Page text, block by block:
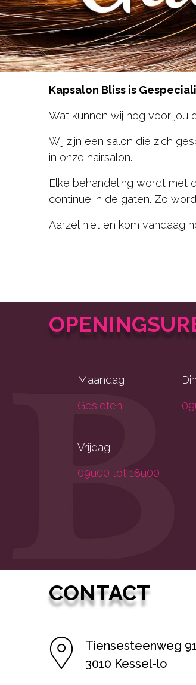
Contact
RESERVEER NU
Kapsalon Bliss is
Wat kunnen wij nog voor jou
Wij zijn een salon die zich
in onze hairsalon.
Elke behandeling wordt met
continue in de gaten. Zo
Aarzel niet en kom vandaag
Maandag
Gesloten
Vrijdag
09u00 tot 18u00
CONTACT
Tiensesteenweg 91
3010 Kessel-lo